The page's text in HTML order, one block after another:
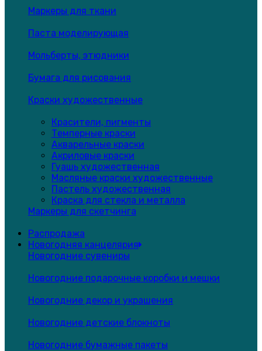
Маркеры для ткани
Паста моделирующая
Мольберты, этюдники
Бумага для рисования
Краски художественные
Красители, пигменты
Темперные краски
Акварельные краски
Акриловые краски
Гуашь художественная
Масляные краски художественные
Пастель художественная
Краска для стекла и металла
Маркеры для скетчинга
Распродажа
Новогодняя канцелярия
Новогодние сувениры
Новогодние подарочные коробки и мешки
Новогодние декор и украшения
Новогодние детские блокноты
Новогодние бумажные пакеты